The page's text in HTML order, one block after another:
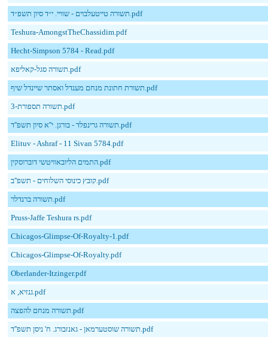
תשורה טייטעלבוים - שוויי. י״ד סיון תשפ״ד.pdf
Teshura-AmongstTheChassidim.pdf
Hecht-Simpson 5784 - Read.pdf
תשורה סגל-קאליפא.pdf
תשורת חתונת מנחם מענדל ואסתר שיינדל שיף.pdf
תשורה תספורת-3.pdf
תשורה גרינפלד - בורגן. י''א סיון תשפ''ד.pdf
Elituv - Ashraf - 11 Sivan 5784.pdf
התמים הליובאוויטשי דוברוסקין.pdf
קובץ כינוסי השלוחים - תשפ''ב.pdf
תשורה ברנדלר.pdf
Pruss-Jaffe Teshura rs.pdf
Chicagos-Glimpse-Of-Royalty-1.pdf
Chicagos-Glimpse-Of-Royalty.pdf
Oberlander-Itzinger.pdf
גנזיא, א.pdf
תשורה מנחם להפצה.pdf
תשורה שוסטערמאן - גאנזבורג. ח' ניסן תשפ''ד.pdf